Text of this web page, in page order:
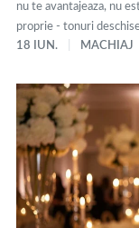
nu te avantajeaza, nu
proprie - tonuri
18 IUN.
MACHIAJ